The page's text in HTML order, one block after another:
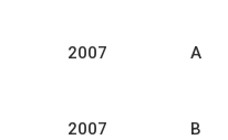
2007 A
2007 B